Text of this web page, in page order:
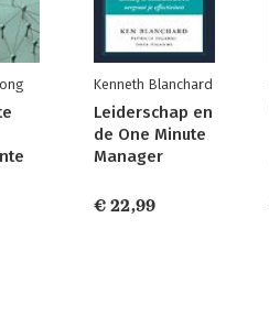
Kenneth Blanchard
Leiderschap en
de One Minute
Manager
€ 22,99